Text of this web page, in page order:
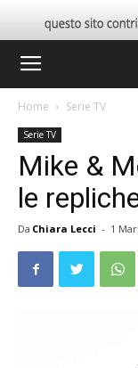
Home Serie TV
Serie TV
Mike &
le
Da Chiara Lecci - 1